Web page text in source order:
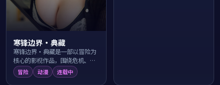
寒锋边界·典藏
寒锋边界·典藏是一部以冒险为
核心的影视作品，围绕危机、反
转与人物成长展开，整体节奏紧
凑，值得推荐观看。
冒险 动漫 连载中